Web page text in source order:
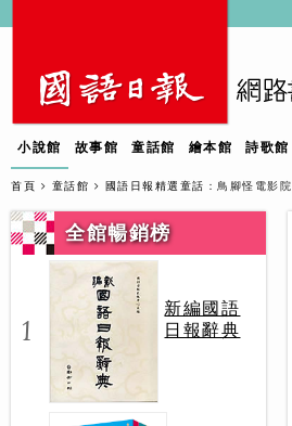
小說館 故事館 童話館 繪本館 詩歌館
首頁 童話館 國語日報精選童話 ：鳥腳怪電影院
全館暢銷榜
1
新編國語
日報辭典